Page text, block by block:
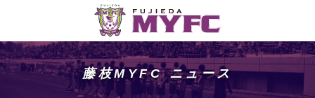
藤枝MYFC ニュース